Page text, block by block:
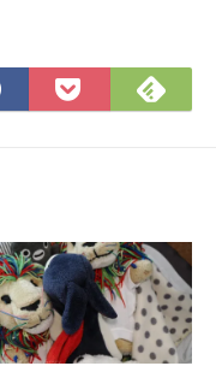
Facebook
で
Pocket
に
で